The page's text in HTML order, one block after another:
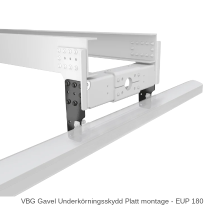
VBG Gavel Underkörningsskydd Platt montage - EUP 180